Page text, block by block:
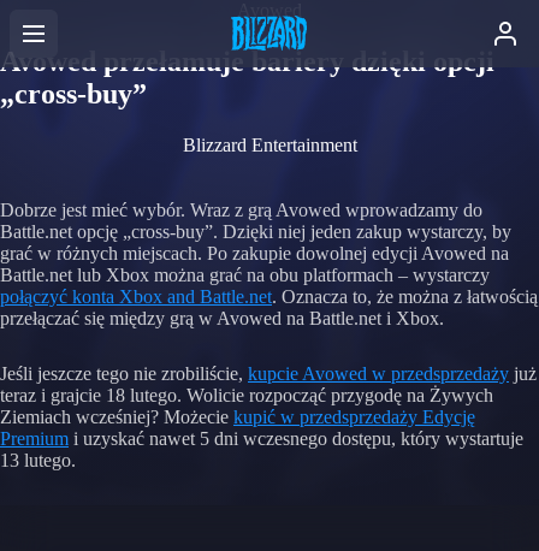
Avowed przełamuje bariery dzięki opcji
„cross-buy”
Blizzard Entertainment
Dobrze jest mieć wybór. Wraz z grą Avowed wprowadzamy do
Battle.net opcję „cross-buy”. Dzięki niej jeden zakup wystarczy, by
grać w różnych miejscach. Po zakupie dowolnej edycji Avowed na
Battle.net lub Xbox można grać na obu platformach – wystarczy
połączyć konta Xbox and Battle.net. Oznacza to, że można z łatwością
przełączać się między grą w Avowed na Battle.net i Xbox.
Jeśli jeszcze tego nie zrobiliście, kupcie Avowed w przedsprzedaży już
teraz i grajcie 18 lutego. Wolicie rozpocząć przygodę na Żywych
Ziemiach wcześniej? Możecie kupić w przedsprzedaży Edycję
Premium i uzyskać nawet 5 dni wczesnego dostępu, który wystartuje
13 lutego.